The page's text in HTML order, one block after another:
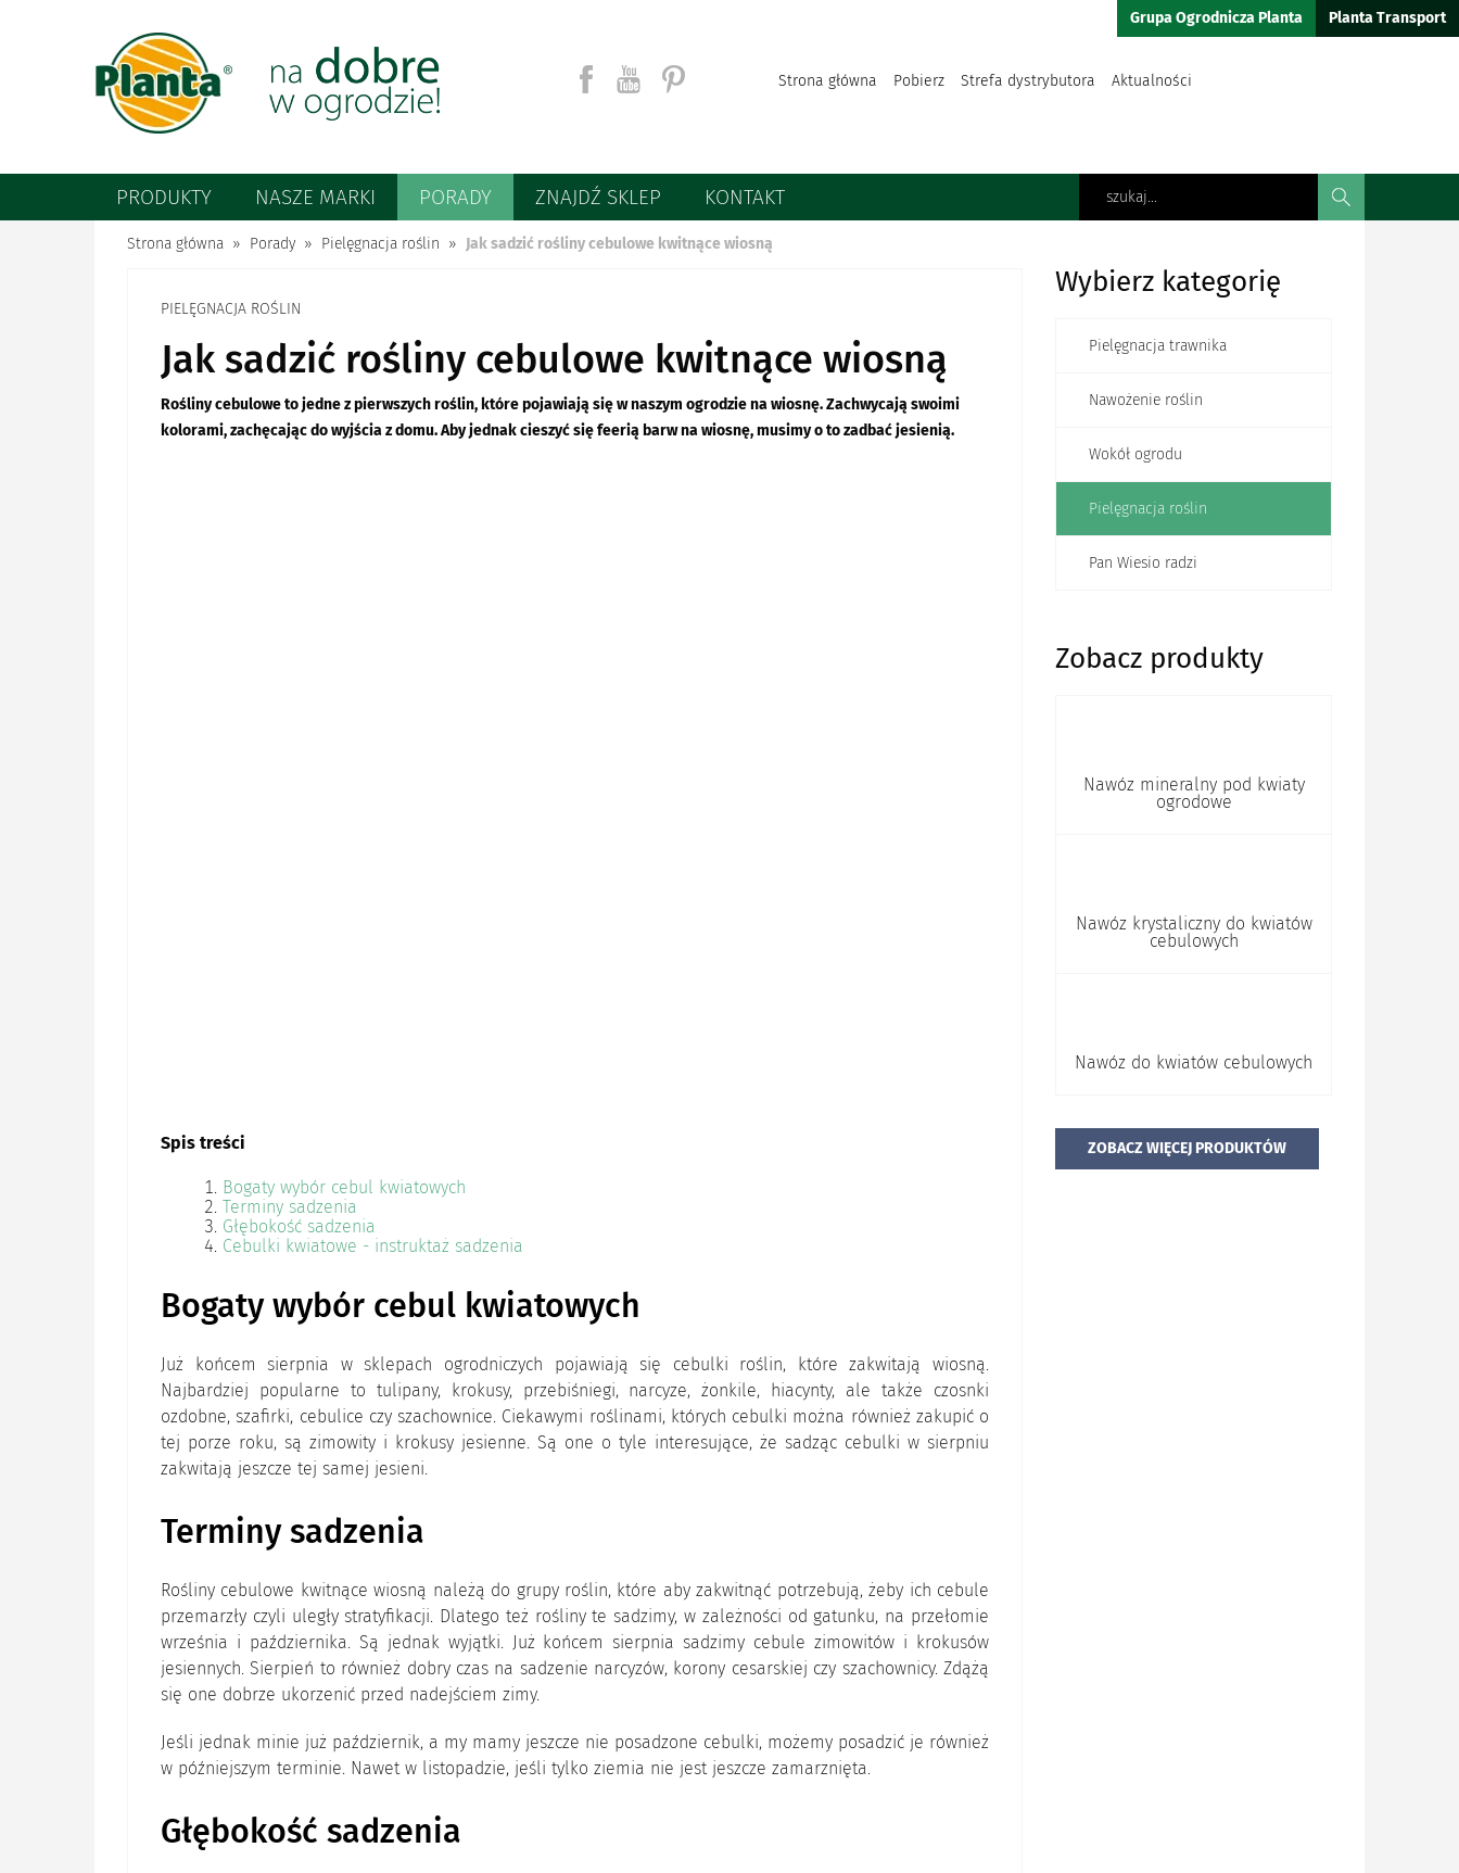
Strona główna Pobierz Strefa dystrybutora Aktualności
Grupa Ogrodnicza Planta Planta Transport
PRODUKTY NASZE MARKI PORADY ZNAJDŹ SKLEP KONTAKTSzukaj
Strona główna Porady Pielęgnacja roślin Jak sadzić rośliny cebulowe kwitnące wiosną
PIELĘGNACJA ROŚLIN
Jak sadzić rośliny cebulowe kwitnące wiosną
Rośliny cebulowe to jedne z pierwszych roślin, które pojawiają się w naszym ogrodzie na wiosnę. Zachwycają swoimi
kolorami, zachęcając do wyjścia z domu. Aby jednak cieszyć się feerią barw na wiosnę, musimy o to zadbać jesienią.
Spis treści
Bogaty wybór cebul kwiatowych
Terminy sadzenia
Głębokość sadzenia
Cebulki kwiatowe - instruktaż sadzenia
Bogaty wybór cebul kwiatowych
Już końcem sierpnia w sklepach ogrodniczych pojawiają się cebulki roślin, które zakwitają wiosną.
Najbardziej popularne to tulipany, krokusy, przebiśniegi, narcyze, żonkile, hiacynty, ale także czosnki
ozdobne, szafirki, cebulice czy szachownice. Ciekawymi roślinami, których cebulki można również zakupić o
tej porze roku, są zimowity i krokusy jesienne. Są one o tyle interesujące, że sadząc cebulki w sierpniu
zakwitają jeszcze tej samej jesieni.
Terminy sadzenia
Rośliny cebulowe kwitnące wiosną należą do grupy roślin, które aby zakwitnąć potrzebują, żeby ich cebule
przemarzły czyli uległy stratyfikacji. Dlatego też rośliny te sadzimy, w zależności od gatunku, na przełomie
września i października. Są jednak wyjątki. Już końcem sierpnia sadzimy cebule zimowitów i krokusów
jesiennych. Sierpień to również dobry czas na sadzenie narcyzów, korony cesarskiej czy szachownicy. Zdążą
się one dobrze ukorzenić przed nadejściem zimy.
Jeśli jednak minie już październik, a my mamy jeszcze nie posadzone cebulki, możemy posadzić je również
w późniejszym terminie. Nawet w listopadzie, jeśli tylko ziemia nie jest jeszcze zamarznięta.
Głębokość sadzenia
Wybierz kategorię
Pielęgnacja trawnika
Nawożenie roślin
Wokół ogrodu
Pielęgnacja roślin
Pan Wiesio radzi
Zobacz produkty
Nawóz mineralny pod kwiaty
ogrodowe
Nawóz krystaliczny do kwiatów
cebulowych
Nawóz do kwiatów cebulowych
ZOBACZ WIĘCEJ PRODUKTÓW